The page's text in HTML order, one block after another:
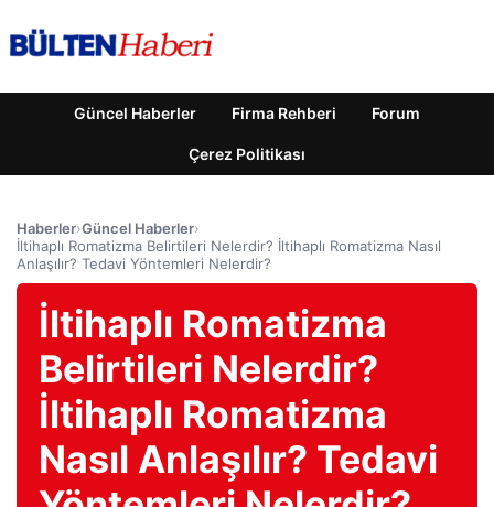
Güncel Haberler Firma Rehberi Forum
Çerez Politikası
Haberler›Güncel Haberler›
İltihaplı Romatizma Belirtileri Nelerdir? İltihaplı Romatizma Nasıl
Anlaşılır? Tedavi Yöntemleri Nelerdir?
İltihaplı Romatizma
Belirtileri Nelerdir?
İltihaplı Romatizma
Nasıl Anlaşılır? Tedavi